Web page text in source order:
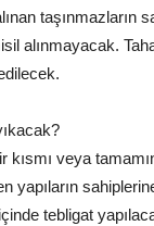
taşınmazların
alınmayacak.
kısmı veya
yapıların
tebligat